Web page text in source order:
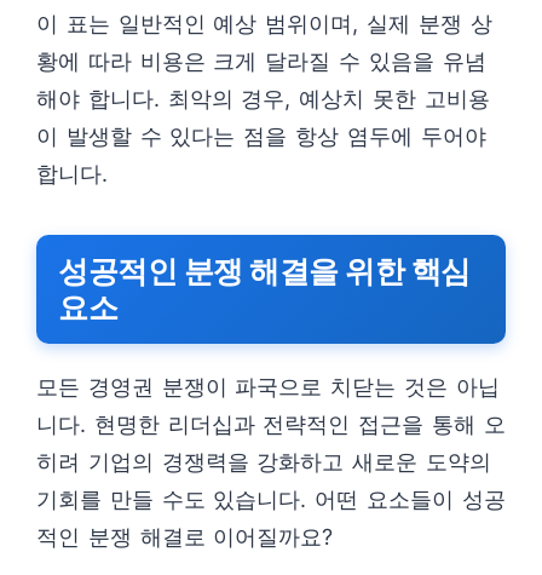
이 표는 일반적인 예상 범위이며, 실제 분쟁 상
황에 따라 비용은 크게 달라질 수 있음을 유념
해야 합니다. 최악의 경우, 예상치 못한 고비용
이 발생할 수 있다는 점을 항상 염두에 두어야
합니다.
성공적인 분쟁 해결을 위한 핵심
요소
모든 경영권 분쟁이 파국으로 치닫는 것은 아닙
니다. 현명한 리더십과 전략적인 접근을 통해 오
히려 기업의 경쟁력을 강화하고 새로운 도약의
기회를 만들 수도 있습니다. 어떤 요소들이 성공
적인 분쟁 해결로 이어질까요?